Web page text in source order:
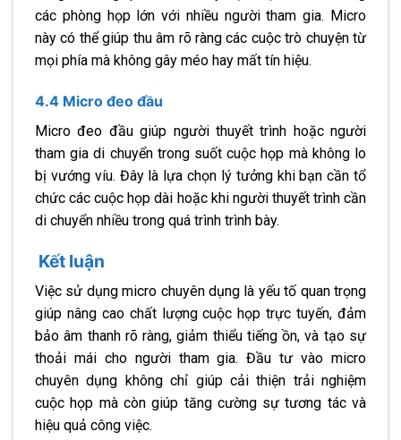
các phòng họp lớn với nhiều người tham gia. Micro
này có thể giúp thu âm rõ ràng các cuộc trò chuyện từ
mọi phía mà không gây méo hay mất tín hiệu.
4.4 Micro đeo đầu
Micro đeo đầu giúp người thuyết trình hoặc người
tham gia di chuyển trong suốt cuộc họp mà không lo
bị vướng víu. Đây là lựa chọn lý tưởng khi bạn cần tổ
chức các cuộc họp dài hoặc khi người thuyết trình cần
di chuyển nhiều trong quá trình trình bày.
Kết luận
Việc sử dụng micro chuyên dụng là yếu tố quan trọng
giúp nâng cao chất lượng cuộc họp trực tuyến, đảm
bảo âm thanh rõ ràng, giảm thiểu tiếng ồn, và tạo sự
thoải mái cho người tham gia. Đầu tư vào micro
chuyên dụng không chỉ giúp cải thiện trải nghiệm
cuộc họp mà còn giúp tăng cường sự tương tác và
hiệu quả công việc.